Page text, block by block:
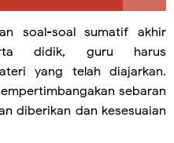
soal-soal sumatif akhir
didik, guru harus
yang telah diajarkan.
sebaran
diberikan dan kesesuaian